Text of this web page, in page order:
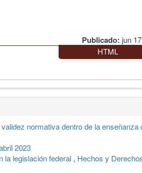
Publicado: jun
HTML
normativa dentro de la enseñanza
2023
la legislación federal , Hechos y